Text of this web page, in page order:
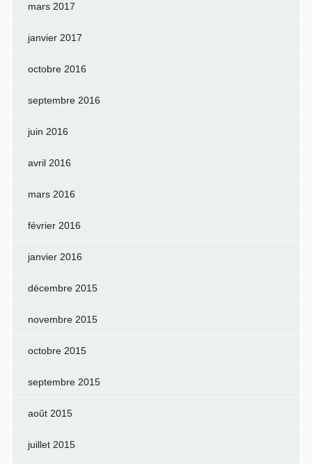
mars 2017
janvier 2017
octobre 2016
septembre 2016
juin 2016
avril 2016
mars 2016
février 2016
janvier 2016
décembre 2015
novembre 2015
octobre 2015
septembre 2015
août 2015
juillet 2015